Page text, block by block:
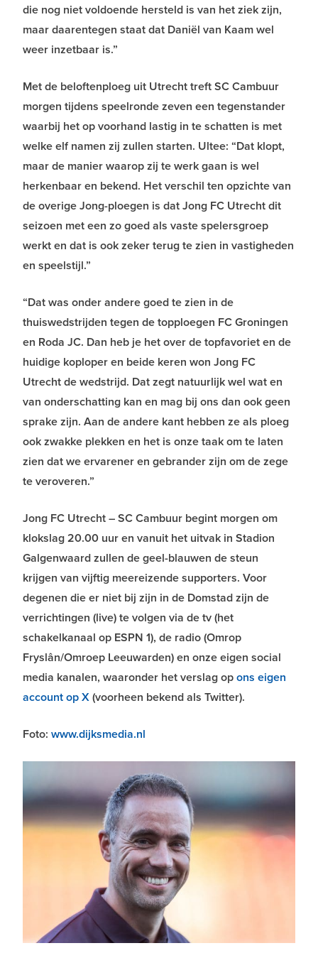
die nog niet voldoende hersteld is van het ziek zijn,
maar daarentegen staat dat Daniël van Kaam wel
weer inzetbaar is.”
Met de beloftenploeg uit Utrecht treft SC Cambuur
morgen tijdens speelronde zeven een tegenstander
waarbij het op voorhand lastig in te schatten is met
welke elf namen zij zullen starten. Ultee: “Dat klopt,
maar de manier waarop zij te werk gaan is wel
herkenbaar en bekend. Het verschil ten opzichte van
de overige Jong-ploegen is dat Jong FC Utrecht dit
seizoen met een zo goed als vaste spelersgroep
werkt en dat is ook zeker terug te zien in vastigheden
en speelstijl.”
“Dat was onder andere goed te zien in de
thuiswedstrijden tegen de topploegen FC Groningen
en Roda JC. Dan heb je het over de topfavoriet en de
huidige koploper en beide keren won Jong FC
Utrecht de wedstrijd. Dat zegt natuurlijk wel wat en
van onderschatting kan en mag bij ons dan ook geen
sprake zijn. Aan de andere kant hebben ze als ploeg
ook zwakke plekken en het is onze taak om te laten
zien dat we ervarener en gebrander zijn om de zege
te veroveren.”
Jong FC Utrecht – SC Cambuur begint morgen om
klokslag 20.00 uur en vanuit het uitvak in Stadion
Galgenwaard zullen de geel-blauwen de steun
krijgen van vijftig meereizende supporters. Voor
degenen die er niet bij zijn in de Domstad zijn de
verrichtingen (live) te volgen via de tv (het
schakelkanaal op ESPN 1), de radio (Omrop
Fryslân/Omroep Leeuwarden) en onze eigen social
media kanalen, waaronder het verslag opons eigen
account op X(voorheen bekend als Twitter).
Foto: www.dijksmedia.nl